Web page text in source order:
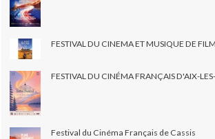
FESTIVAL DU CINEMA ET MUSIQUE DE
FESTIVAL DU CINÉMA FRANÇAIS D'AIX-
Festival du Cinéma Français de Cassis